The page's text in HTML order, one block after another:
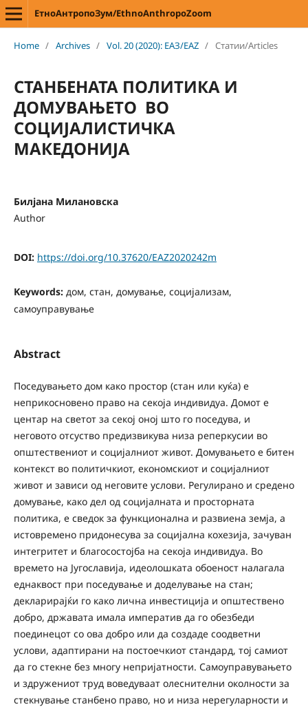
ЕтноАнтропоЗум/EthnoAnthropoZoom
Home / Archives / Vol. 20 (2020): ЕАЗ/EAZ / Статии/Articles
СТАНБЕНАТА ПОЛИТИКА И
ДОМУВАЊЕТО ВО
СОЦИЈАЛИСТИЧКА
МАКЕДОНИЈА
Билјана Милановска
Author
DOI: https://doi.org/10.37620/EAZ2020242m
Keywords: дом, стан, домување, социјализам,
самоуправување
Abstract
Поседувањето дом како простор (стан или куќа) е
неприкосновено право на секоја индивидуа. Домот е
центар на светот за секој оној што го поседува, и
неговото отсуство предизвикува низа реперкусии во
општествениот и социјалниот живот. Домувањето е битен
контекст во политичкиот, економскиот и социјалниот
живот и зависи од неговите услови. Регулирано и средено
домување, како дел од социјалната и просторната
политика, е сведок за функционална и развиена земја, a
истовремено придонесува за социјална кохезија, зачуван
интегритет и благосостојба на секоја индивидуа. Во
времето на Југославија, идеолошката обоеност налагала
еднаквост при поседување и доделување на стан;
декларирајќи го како лична инвестиција и општествено
добро, државата имала императив да го обезбеди
поединецот со ова добро или да создаде соодветни
услови, адаптирани на постоечкиот стандард, тој самиот
да го стекне без многу непријатности. Самоуправувањето
и здружениот труд воведуваат олеснителни околности за
стекнување станбено право, но и низа нерегуларности и